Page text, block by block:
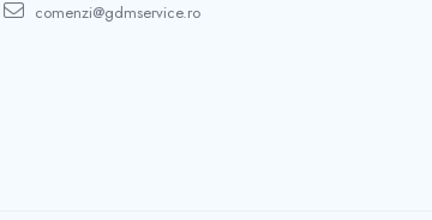
comenzi@gdmservice.ro